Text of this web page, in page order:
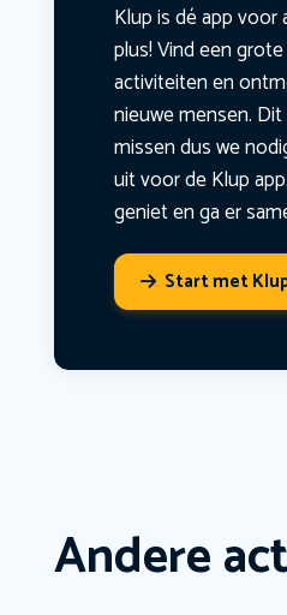
Klup is dé app
plus! Vind een
activiteiten en
nieuwe mensen.
missen dus we
uit voor de Klup
geniet en ga er
Start met
Andere